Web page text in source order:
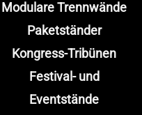
Modulare Trennwände
Paketständer
Kongress-Tribünen
Festival- und
Eventstände